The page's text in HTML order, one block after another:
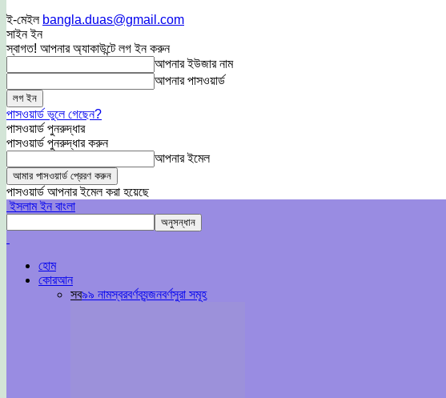
ই-মেইল bangla.duas@gmail.com
সাইন ইন
স্বাগত! আপনার অ্যাকাউন্টে লগ ইন করুন
আপনার ইউজার নাম
আপনার পাসওয়ার্ড
পাসওয়ার্ড ভুলে গেছেন?
পাসওয়ার্ড পুনরুদ্ধার
পাসওয়ার্ড পুনরুদ্ধার করুন
আপনার ইমেল
পাসওয়ার্ড আপনার ইমেল করা হয়েছে
ইসলাম ইন বাংলা
হোম
কোরআন
সব৯৯ নামস্বরবর্ণব্যন্জনবর্ণসুরা সমূহ